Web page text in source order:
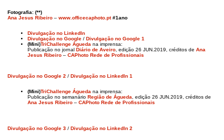
Fotografia: (**)
Ana Jesus Ribeiro – www.officecaphoto.pt#1ano
Divulgação no LinkedIn
Divulgação no Google / Divulgação no Google 1
(Mini)TriChallenge Águeda na imprensa:
Publicação no jornal Diário de Aveiro , edição 26 JUN.2019, créditos de Ana
Jesus Ribeiro – CAPhoto Rede de Profissionais
Divulgação no Google 2 / Divulgação no LinkedIn 1
(Mini)TriChallenge Águeda na imprensa:
Publicação no semanário Região de Águeda , edição 26 JUN.2019, créditos de
Ana Jesus Ribeiro – CAPhoto Rede de Profissionais
Divulgação no Google 3 / Divulgação no LinkedIn 2